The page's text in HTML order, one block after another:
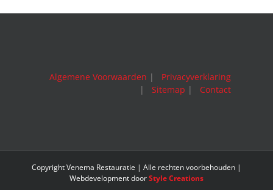
Algemene Voorwaarden | Privacyverklaring
|Sitemap | Contact
Copyright Venema Restauratie | Alle rechten voorbehouden |
Webdevelopment doorStyle Creations